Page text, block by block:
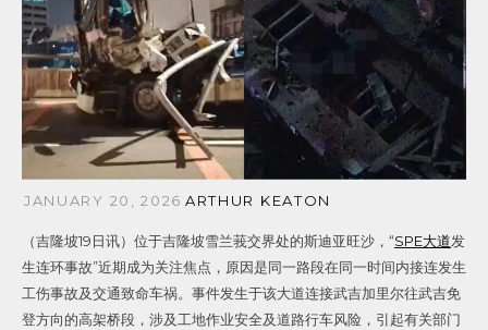
JANUARY 20, 2026 ARTHUR KEATON
（吉隆坡19日讯）位于吉隆坡雪兰莪交界处的斯迪亚旺沙，“SPE大道发
生连环事故”近期成为关注焦点，原因是同一路段在同一时间内接连发生
工伤事故及交通致命车祸。事件发生于该大道连接武吉加里尔往武吉免
登方向的高架桥段，涉及工地作业安全及道路行车风险，引起有关部门